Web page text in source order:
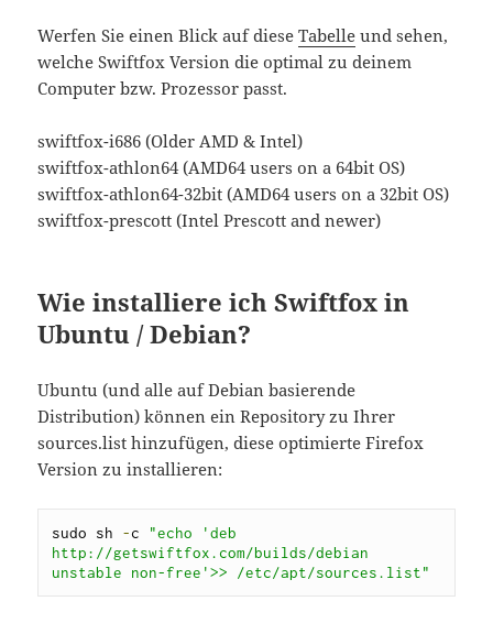
Werfen Sie einen Blick auf dieseTabelle und sehen,
welche Swiftfox Version die optimal zu deinem
Computer bzw. Prozessor passt.
swiftfox-i686 (Older AMD & Intel)
swiftfox-athlon64 (AMD64 users on a 64bit OS)
swiftfox-athlon64-32bit (AMD64 users on a 32bit OS)
swiftfox-prescott (Intel Prescott and newer)
Wie installiere ich Swiftfox in
Ubuntu / Debian?
Ubuntu (und alle auf Debian basierende
Distribution) können ein Repository zu Ihrer
sources.list hinzufügen, diese optimierte Firefox
Version zu installieren:
sudo sh -c "echo 'deb
http://getswiftfox.com/builds/debian
unstable non-free'>> /etc/apt/sources.list"